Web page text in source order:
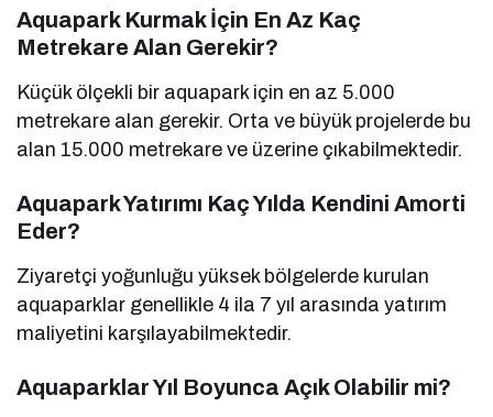
Aquapark Kurmak İçin En Az Kaç
Metrekare Alan Gerekir?
Küçük ölçekli bir aquapark için en az 5.000
metrekare alan gerekir. Orta ve büyük projelerde bu
alan 15.000 metrekare ve üzerine çıkabilmektedir.
Aquapark Yatırımı Kaç Yılda Kendini Amorti
Eder?
Ziyaretçi yoğunluğu yüksek bölgelerde kurulan
aquaparklar genellikle 4 ila 7 yıl arasında yatırım
maliyetini karşılayabilmektedir.
Aquaparklar Yıl Boyunca Açık Olabilir mi?